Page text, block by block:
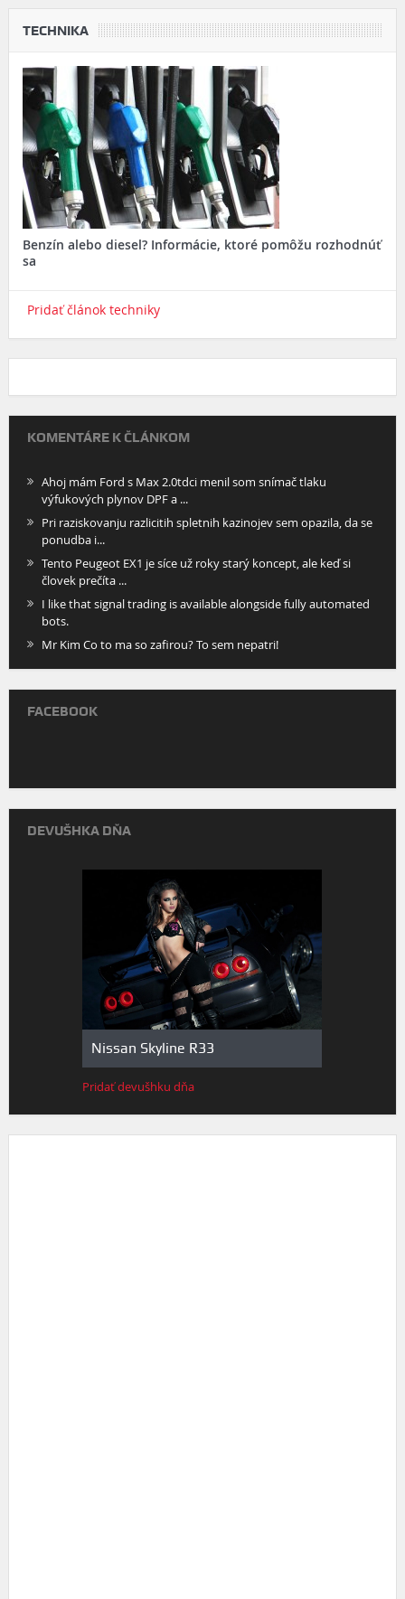
TECHNIKA
Benzín alebo diesel? Informácie, ktoré pomôžu rozhodnúť
sa
Pridať článok techniky
KOMENTÁRE K ČLÁNKOM
Ahoj mám Ford s Max 2.0tdci menil som snímač tlaku
výfukových plynov DPF a ...
Pri raziskovanju razlicitih spletnih kazinojev sem opazila, da se
ponudba i...
Tento Peugeot EX1 je síce už roky starý koncept, ale keď si
človek prečíta ...
I like that signal trading is available alongside fully automated
bots.
Mr Kim Co to ma so zafirou? To sem nepatri!
FACEBOOK
DEVUŠHKA DŇA
Nissan Skyline R33
Pridať devušhku dňa